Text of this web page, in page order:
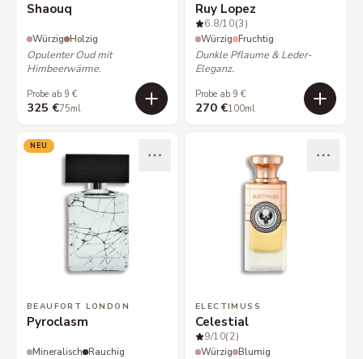
Shaouq
Würzig Holzig
Opulenter Oud mit
Himbeerwärme.
Probe ab 9 €
325 €75ml
Ruy Lopez
6.8/10(3)
Würzig Fruchtig
Dunkle Pflaume & Leder-
Eleganz.
Probe ab 9 €
270 €100ml
NEU
BEAUFORT LONDON
Pyroclasm
Mineralisch Rauchig
ELECTIMUSS
Celestial
9/10(2)
Würzig Blumig